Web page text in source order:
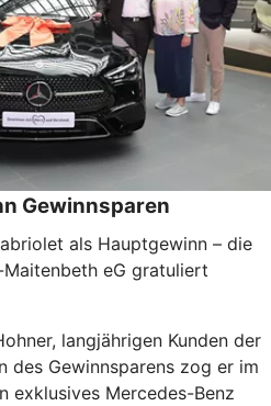
Gewinnsparen
als Hauptgewinn – die
eG gratuliert
langjährigen Kunden der
des Gewinnsparens zog er im
exklusives Mercedes-Benz